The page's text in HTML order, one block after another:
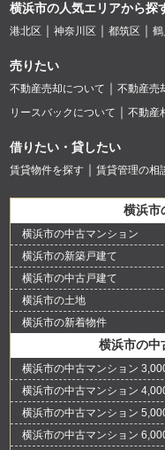
横浜市の人気エリアから探
港北区 神奈川区 都筑区 鶴
売りたい
不動産売却について 不動産売
リースバックについて
不動産
借りたい・貸したい
賃貸物件を探す 賃貸管理の相
横浜市
横浜市の中古マンション
横浜市の新築戸建て
横浜市の中古戸建て
横浜市の土地
横浜市の新着物件
横浜市の中
横浜市の中古マンション
横浜市の中古マンション
横浜市の中古マンション
横浜市の中古マンション